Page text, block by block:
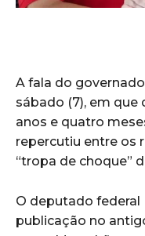
A fala do
sábado (7), em
anos e quatro
repercutiu entre os
“tropa de choque”
O deputado federal
publicação no